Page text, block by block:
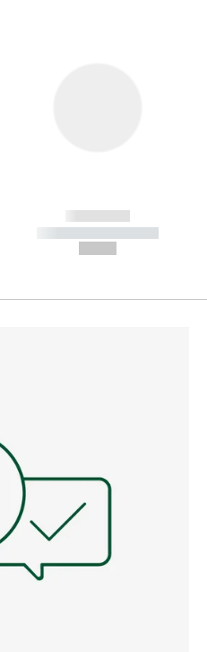
------------
----------- -----------